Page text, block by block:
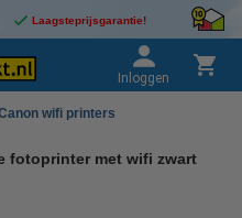
Laagsteprijsgarantie!
Inloggen
wifi printers
fotoprinter met wifi zwart